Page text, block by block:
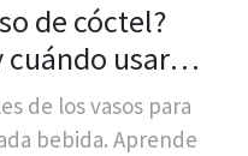
de cóctel?
cuándo usar
de los vasos para
bebida. Aprende